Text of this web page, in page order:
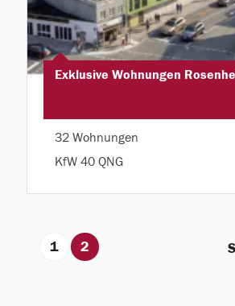
Exklusive Wohnungen
32 Wohnungen
KfW 40 QNG
1 2